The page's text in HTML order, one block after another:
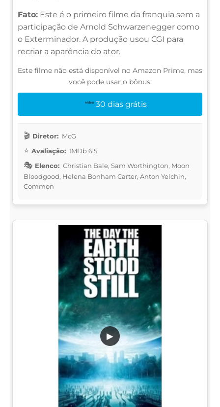
Fato: Este é o primeiro filme da franquia sem a
participação de Arnold Schwarzenegger como
o Exterminador. A produção usou CGI para
recriar a aparência do ator.
Este filme não está disponível no Amazon Prime, mas
você pode usar o bônus:
30 dias grátis
Diretor: McG
Avaliação: IMDb 6.5
Elenco: Christian Bale, Sam Worthington, Moon
Bloodgood, Helena Bonham Carter, Anton Yelchin,
Common
▶